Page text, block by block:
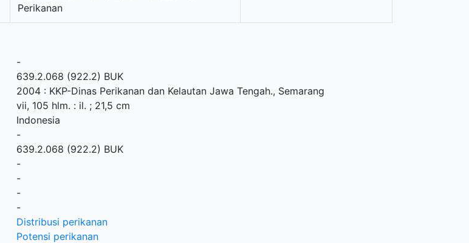
Perikanan
-
639.2.068 (922.2) BUK
2004: KKP-Dinas Perikanan dan Kelautan Jawa Tengah., Semarang
vii, 105 hlm. : il. ; 21,5 cm
Indonesia
-
639.2.068 (922.2) BUK
-
-
-
-
Distribusi perikanan
Potensi perikanan